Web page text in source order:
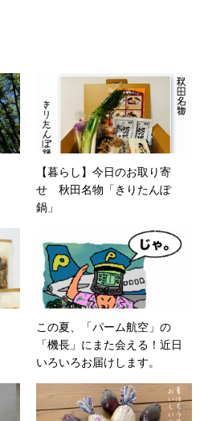
【暮らし】今日のお取り寄
せ 秋田名物「きりたんぽ
鍋」
この夏、「パーム航空」の
「機長」にまた会える！近日
いろいろお届けします。